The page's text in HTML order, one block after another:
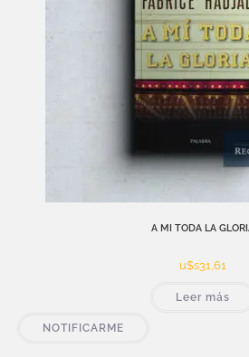
A MI TODA LA
u$s31,61
Leer más
NOTIFICARME